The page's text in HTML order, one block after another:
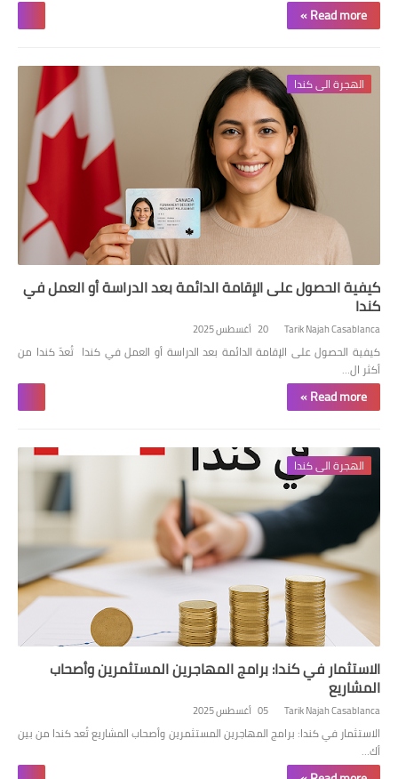
Read more »
الهجرة الى كندا
كيفية الحصول على الإقامة الدائمة بعد الدراسة أو العمل في
كندا
Tarik Najah Casablanca 20 أغسطس 2025
كيفية الحصول على الإقامة الدائمة بعد الدراسة أو العمل في كندا تُعدّ كندا من
أكثر ال…
Read more »
الهجرة الى كندا
الاستثمار في كندا: برامج المهاجرين المستثمرين وأصحاب
المشاريع
Tarik Najah Casablanca 05 أغسطس 2025
الاستثمار في كندا: برامج المهاجرين المستثمرين وأصحاب المشاريع تُعد كندا من بين
أك…